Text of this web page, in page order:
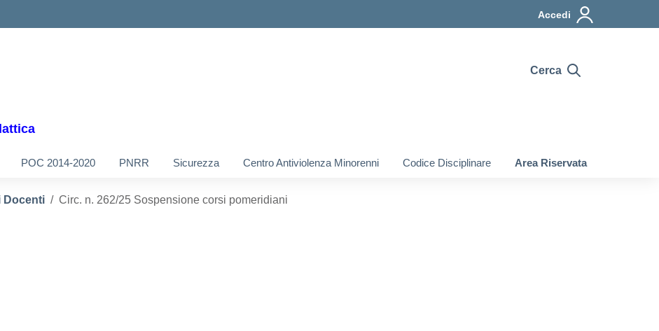
Accedi
Cerca
POC 2014-2020 PNRR Sicurezza Centro Antiviolenza Minorenni Codice Disciplinare Area Riservata
Docenti Circ. n. 262/25 Sospensione corsi pomeridiani